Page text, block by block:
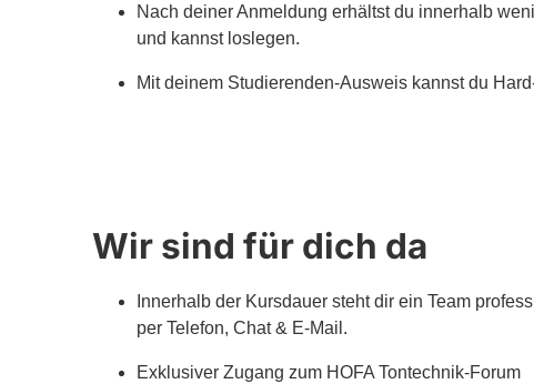
Nach deiner Anmeldung erhältst du innerhalb
und kannst loslegen.
Mit deinem Studierenden-Ausweis kannst du
Wir sind für dich da
Innerhalb der Kursdauer steht dir ein Team
per Telefon, Chat & E-Mail.
Exklusiver Zugang zum HOFA Tontechnik-Forum